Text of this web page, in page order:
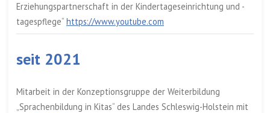
Erziehungspartnerschaft in der Kindertageseinrichtung und -
tagespflege“ https://www.youtube.com
seit 2021
Mitarbeit in der Konzeptionsgruppe der Weiterbildung
„Sprachenbildung in Kitas“ des Landes Schleswig-Holstein mit